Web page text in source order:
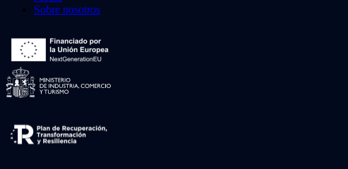
Sobre nosotros